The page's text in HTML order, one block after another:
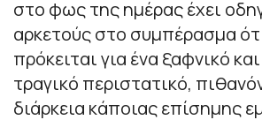
στο φως της ημέρας έχει
αρκετούς στο συμπέρασμα
πρόκειται για ένα ξαφνικό
τραγικό περιστατικό,
διάρκεια κάποιας επίσημης